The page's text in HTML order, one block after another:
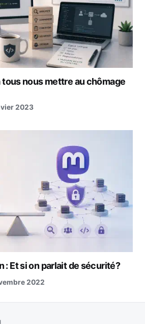
tous nous mettre au chômage
2023
: Et si on parlait de sécurité?
2022